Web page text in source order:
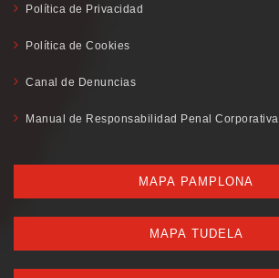
Política de Privacidad
Política de Cookies
Canal de Denuncias
Manual de Responsabilidad Penal Corporativa
MAPA PAMPLONA
MAPA TUDELA